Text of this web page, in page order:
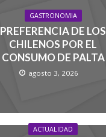
GASTRONOMIA
PREFERENCIA DE LOS
CHILENOS POR EL
CONSUMO DE PALTA
agosto 3, 2026
ACTUALIDAD